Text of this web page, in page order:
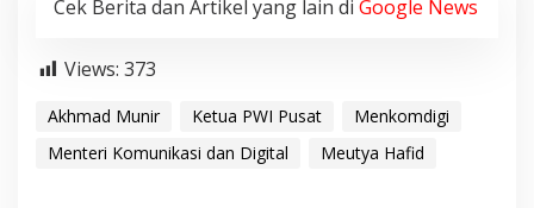
Cek Berita dan Artikel yang lain di Google News
Views: 373
Akhmad Munir Ketua PWI Pusat
Menkomdigi
Menteri Komunikasi dan Digital
Meutya Hafid